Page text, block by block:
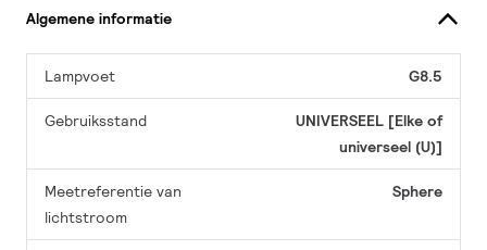
Algemene informatie
Lampvoet G8.5
Gebruiksstand
UNIVERSEEL [Elke of
universeel (U)]
Meetreferentie van
lichtstroom
Sphere